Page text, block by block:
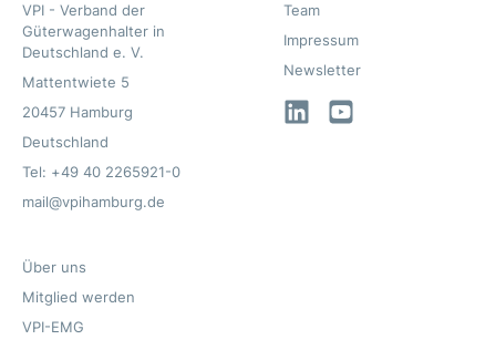
VPI - Verband der
Güterwagenhalter in
Deutschland e. V.
Mattentwiete 5
20457 Hamburg
Deutschland
Tel: +49 40 2265921-0
mail@vpihamburg.de
Team
Impressum
Newsletter
LinkedInYouTube
Über uns
Mitglied werden
VPI-EMG